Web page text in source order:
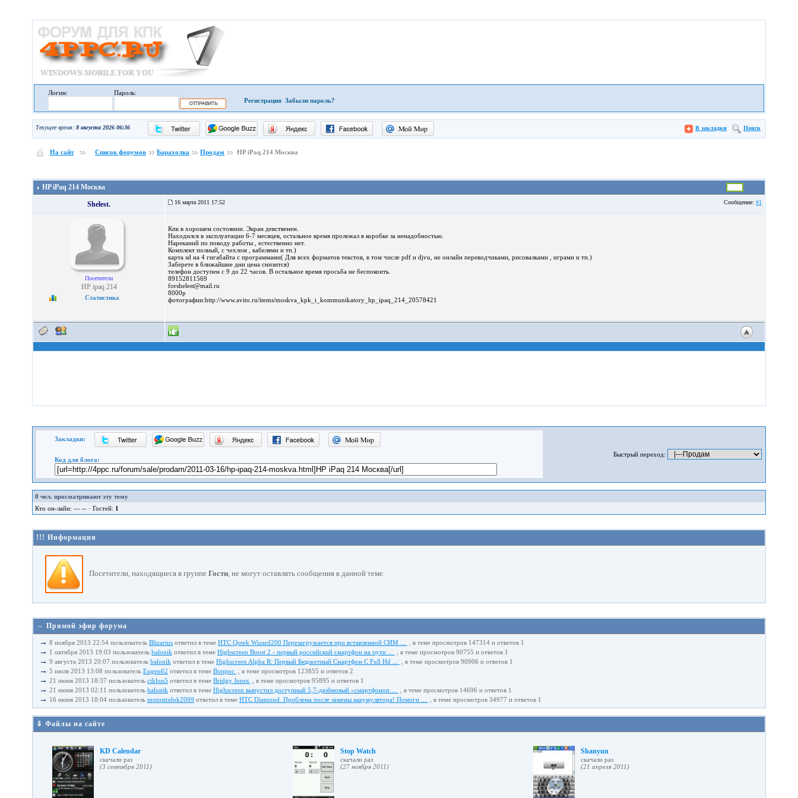
Логин:
Пароль:
Регистрация Забыли пароль?
Текущее время: 8 августа 2026 06:36 В закладки Поиск
На сайт Список форумов Барахолка Продам HP iPaq 214 Москва
HP iPaq 214 Москва
Shelest. 16 марта 2011 17:52 Сообщение: #1
Посетители
HP ipaq 214
Статистика
Кпк в хорошем состоянии. Экран девственен.
Находился в эксплуатации 6-7 месяцев, остальное время пролежал в коробке за ненадобностью.
Нареканий по поводу работы , естественно нет.
Комплект полный, с чехлом , кабелями и тп.)
карта sd на 4 гигабайта с программами( Для всех форматов текстов, в том числе pdf и djvu, не онлайн переводчиками, рисовалками , играми и тп.)
Заберете в ближайшие дни цена снизится)
телефон доступен с 9 до 22 часов. В остальное время просьба не беспокоить.
89152811569
forshelest@mail.ru
8000р
фотографии:http://www.avito.ru/items/moskva_kpk_i_kommunikatory_hp_ipaq_214_20578421
Закладки:
Код для блога:
Быстрый переход:
0 чел. просматривают эту тему
Кто он-лайн: — -- · Гостей: 1
!!! Информация
Посетители, находящиеся в группе Гости , не могут оставлять сообщения в данной теме.
⇔ Прямой эфир форума
→ 8 ноября 2013 22:54 пользователь Blizarius ответил в теме HTC Qotek Wizard200 Перезагружается при вставленной СИМ ... , в теме просмотров 147314 и ответов 1
→ 1 октября 2013 19:03 пользователь balonik ответил в теме Highscreen Boost 2 - первый российский смартфон на пути ... , в теме просмотров 90755 и ответов 1
→ 9 августа 2013 20:07 пользователь balonik ответил в теме Highscreen Alpha R: Первый Бюджетный Смартфон С Full Hd ... , в теме просмотров 90906 и ответов 1
→ 5 июля 2013 13:08 пользователь Eugen62 ответил в теме Вопрос , в теме просмотров 123855 и ответов 2
→ 21 июня 2013 18:37 пользователь ciklon5 ответил в теме Bridgy Jones , в теме просмотров 95895 и ответов 1
→ 21 июня 2013 02:11 пользователь balonik ответил в теме Highscreen выпустил доступный 5,7-дюймовый «смартфоноп ... , в теме просмотров 14696 и ответов 1
→ 16 июня 2013 18:04 пользователь motostrelok2009 ответил в теме HTC Diamond. Проблема после замены аккумулятора! Помоги ... , в теме просмотров 34977 и ответов 1
⇓ Файлы на сайте
KD Calendar
cкачали раз
(3 сентября 2011)
Stop Watch
cкачали раз
(27 ноября 2011)
Shanyun
cкачали раз
(21 апреля 2011)